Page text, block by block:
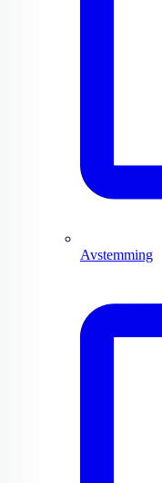
Avstemming